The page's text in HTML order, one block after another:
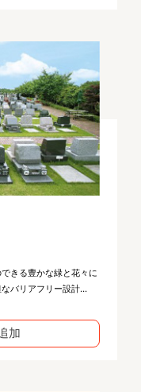
きる豊かな緑と花々に
バリアフリー設計...
加